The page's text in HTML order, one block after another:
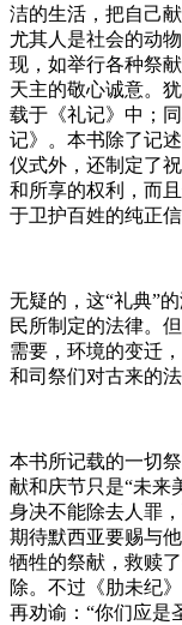
洁的生活，把自己
尤其人是社会的动
现，如举行各种祭
天主的敬心诚意。
载于《礼记》中；
记》。本书除了记
仪式外，还制定了
和所享的权利，而
于卫护百姓的纯正
无疑的，这“礼典”
民所制定的法律。
需要，环境的变迁
和司祭们对古来的
本书所记载的一切
献和庆节只是“未来
身决不能除去人罪
期待默西亚要赐与
牺牲的祭献，救赎
除。不过《肋未纪
再劝谕：“你们应是